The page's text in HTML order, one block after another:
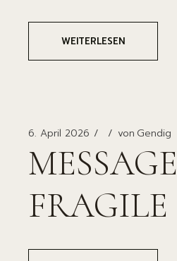
WEITERLESEN
6. April 2026 von Gendig
MESSAGE
FRAGILE